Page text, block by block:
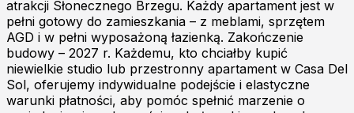
atrakcji Słonecznego Brzegu. Każdy apartament jest w
pełni gotowy do zamieszkania – z meblami, sprzętem
AGD i w pełni wyposażoną łazienką. Zakończenie
budowy – 2027 r. Każdemu, kto chciałby kupić
niewielkie studio lub przestronny apartament w Casa Del
Sol, oferujemy indywidualne podejście i elastyczne
warunki płatności, aby pomóc spełnić marzenie o